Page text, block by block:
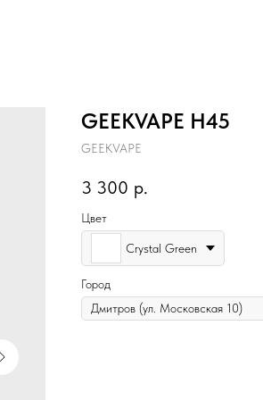
GEEKVAPE H45
GEEKVAPE
3 300 р.
Цвет
Crystal Green
Город